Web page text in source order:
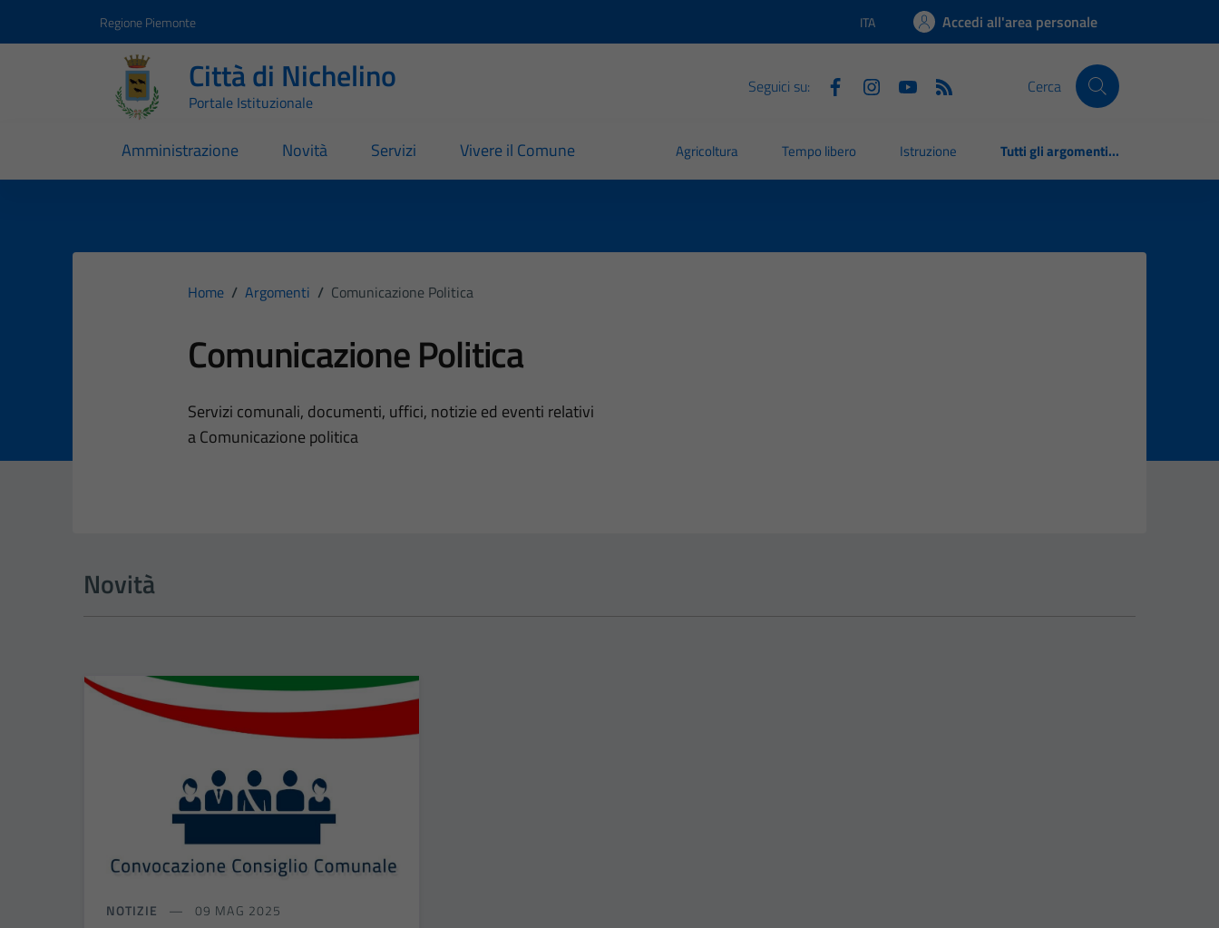
Regione Piemonte Lingua attiva:
ITA Accedi all'area personale
Città di Nichelino
Portale Istituzionale
Seguici su: Cerca
Amministrazione Novità Servizi Vivere il Comune Agricoltura Tempo libero Istruzione Tutti gli argomenti...
Home / Argomenti / Comunicazione Politica
Comunicazione Politica
Dettagli dell'argomento
Servizi comunali, documenti, uffici, notizie ed eventi relativi
a Comunicazione politica
Novità
NOTIZIE 09 MAG 2025